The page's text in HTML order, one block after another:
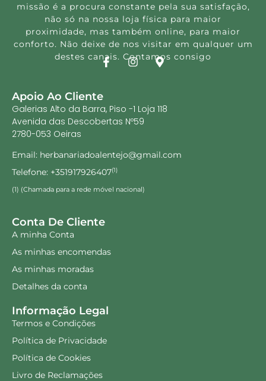
25% Desconto!
Beringela Zero Manga
Laranja 500 ML Fharmonat
Adicionar
25% Desconto!
Biolimão Gold 60
25% Desconto!